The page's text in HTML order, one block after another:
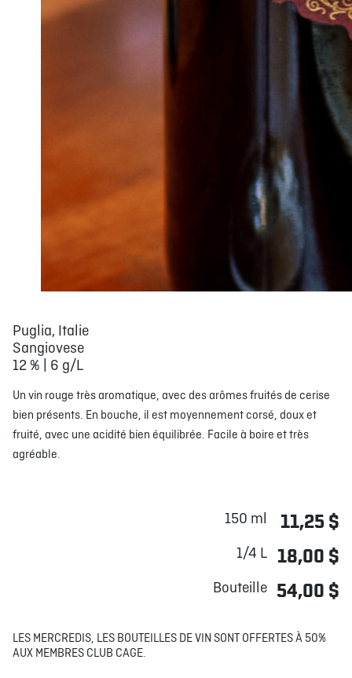
Puglia, Italie
Sangiovese
12 % | 6 g/L
Un vin rouge très aromatique, avec des arômes fruités de cerise
bien présents. En bouche, il est moyennement corsé, doux et
fruité, avec une acidité bien équilibrée. Facile à boire et très
agréable.
150 ml 11,25 $
1/4 L 18,00 $
Bouteille 54,00 $
LES MERCREDIS, LES BOUTEILLES DE VIN SONT OFFERTES À 50%
AUX MEMBRES CLUB CAGE.